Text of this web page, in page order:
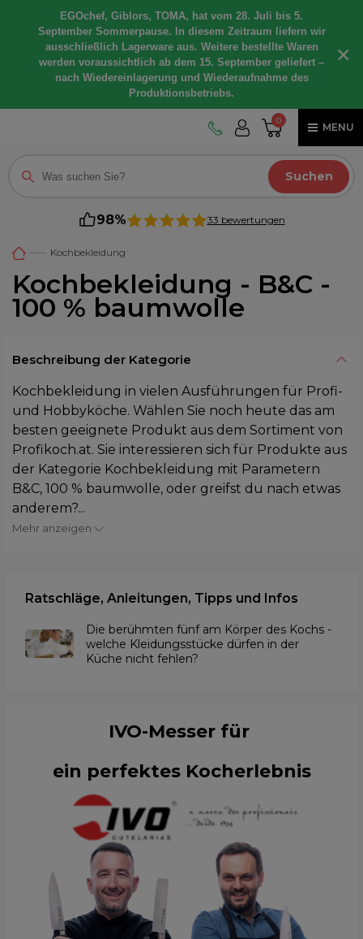
EGOchef, Giblors, TOMA, hat vom 28. Juli bis 5.
September Sommerpause. In diesem Zeitraum liefern wir
ausschließlich Lagerware aus. Weitere bestellte Waren
werden voraussichtlich ab dem 15. September geliefert –
nach Wiedereinlagerung und Wiederaufnahme des
Produktionsbetriebs.
×
0
MENU
Suchen
98% 33 bewertungen
Kochbekleidung
Kochbekleidung - B&C -
100 % baumwolle
Beschreibung der Kategorie
Kochbekleidung in vielen Ausführungen für Profi-
und Hobbyköche. Wählen Sie noch heute das am
besten geeignete Produkt aus dem Sortiment von
Profikoch.at. Sie interessieren sich für Produkte aus
der Kategorie Kochbekleidung mit Parametern
B&C, 100 % baumwolle, oder greifst du nach etwas
anderem?...
Mehr anzeigen
Ratschläge, Anleitungen, Tipps und Infos
Die berühmten fünf am Körper des Kochs -
welche Kleidungsstücke dürfen in der
Küche nicht fehlen?
IVO-Messer für
ein perfektes Kocherlebnis